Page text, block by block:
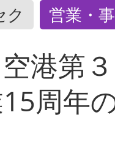
ク 営業・
港第
周年